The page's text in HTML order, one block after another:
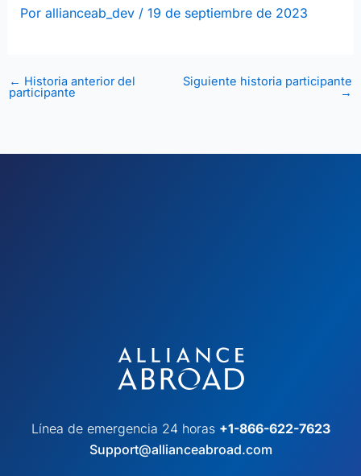
Por allianceab_dev / 19 de septiembre de 2023
← Historia anterior del
participante
Siguiente historia participante
→
Línea de emergencia 24 horas +1-866-622-7623
Support@allianceabroad.com